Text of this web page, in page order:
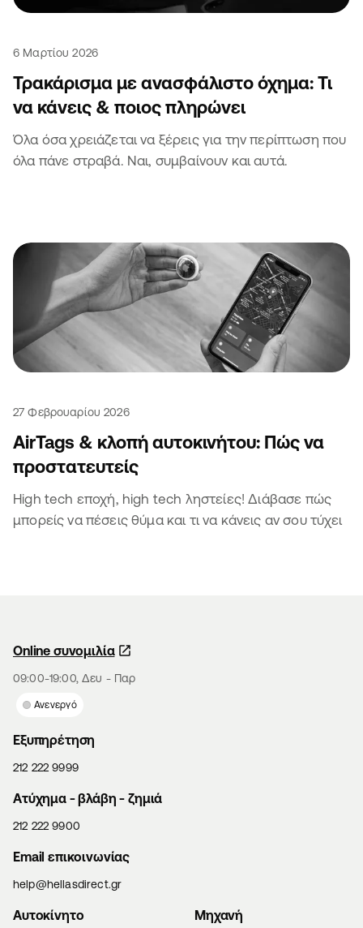
6 Μαρτίου 2026
Τρακάρισμα με ανασφάλιστο όχημα: Τι
να κάνεις & ποιος πληρώνει
Όλα όσα χρειάζεται να ξέρεις για την περίπτωση που
όλα πάνε στραβά. Ναι, συμβαίνουν και αυτά.
27 Φεβρουαρίου 2026
AirTags & κλοπή αυτοκινήτου: Πώς να
προστατευτείς
High tech εποχή, high tech ληστείες! Διάβασε πώς
μπορείς να πέσεις θύμα και τι να κάνεις αν σου τύχει
Online συνομιλία
09:00-19:00, Δευ - Παρ
Ανενεργό
Εξυπηρέτηση
212 222 9999
Aτύχημα - βλάβη - ζημιά
212 222 9900
Email επικοινωνίας
help@hellasdirect.gr
Αυτοκίνητο Μηχανή